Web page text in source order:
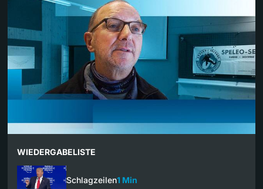
WIEDERGABELISTE
Schlagzeilen1 Min